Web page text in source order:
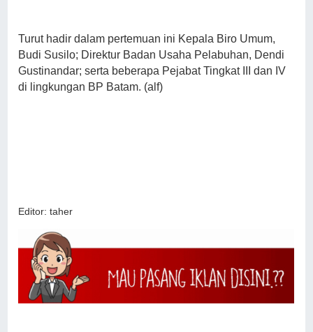
Turut hadir dalam pertemuan ini Kepala Biro Umum,
Budi Susilo; Direktur Badan Usaha Pelabuhan, Dendi
Gustinandar; serta beberapa Pejabat Tingkat III dan IV
di lingkungan BP Batam. (alf)
Editor: taher